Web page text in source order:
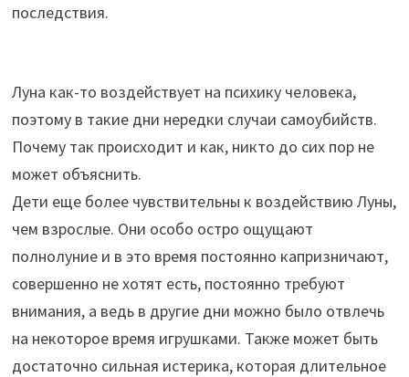
последствия.
Луна как-то воздействует на психику человека,
поэтому в такие дни нередки случаи самоубийств.
Почему так происходит и как, никто до сих пор не
может объяснить.
Дети еще более чувствительны к воздействию Луны,
чем взрослые. Они особо остро ощущают
полнолуние и в это время постоянно капризничают,
совершенно не хотят есть, постоянно требуют
внимания, а ведь в другие дни можно было отвлечь
на некоторое время игрушками. Также может быть
достаточно сильная истерика, которая длительное